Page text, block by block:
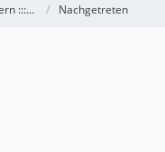
:::... Nachgetreten